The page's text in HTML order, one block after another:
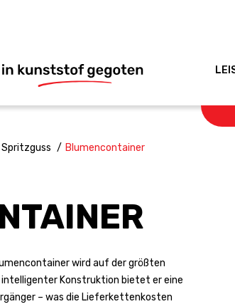
Spritzguss Blumencontainer
wird auf der größten
Konstruktion bietet er eine
– was die Lieferkettenkosten